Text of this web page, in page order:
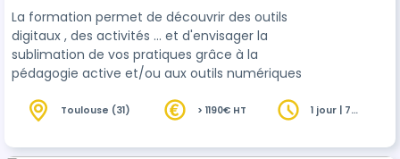
La formation permet de découvrir des outils
digitaux , des activités ... et d'envisager la
sublimation de vos pratiques grâce à la
pédagogie active et/ou aux outils numériques
Toulouse (31) > 1190€ HT
1 jour | 7